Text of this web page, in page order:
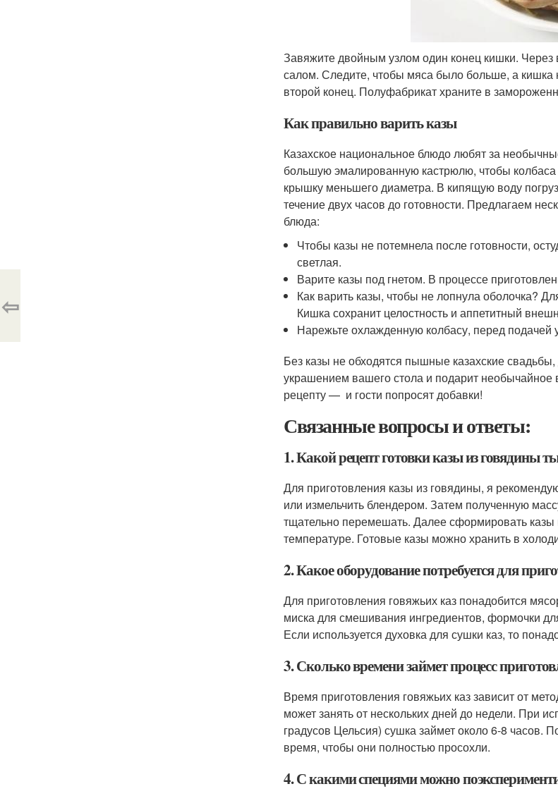
Завяжите двойным узлом один конец кишки.
салом. Следите, чтобы мяса было больше, а
второй конец. Полуфабрикат храните в
Как правильно варить казы
Казахское национальное блюдо любят за
большую эмалированную кастрюлю, чтобы колбаса
крышку меньшего диаметра. В кипящую воду
течение двух часов до готовности. Предлагаем
блюда:
Чтобы казы не потемнела после готовности,
светлая.
Варите казы под гнетом. В процессе
Как варить казы, чтобы не лопнула оболочка?
Кишка сохранит целостность и аппетитный
Нарежьте охлажденную колбасу, перед подачей
Без казы не обходятся пышные казахские
украшением вашего стола и подарит необычайное
рецепту — и гости попросят добавки!
Связанные вопросы и ответы:
1. Какой рецепт готовки казы из говядины
Для приготовления казы из говядины, я
или измельчить блендером. Затем полученную
тщательно перемешать. Далее сформировать
температуре. Готовые казы можно хранить в
2. Какое оборудование потребуется для
Для приготовления говяжьих каз понадобится
миска для смешивания ингредиентов, формочки
Если используется духовка для сушки каз, то
3. Сколько времени займет процесс
Время приготовления говяжьих каз зависит от
может занять от нескольких дней до недели. При
градусов Цельсия) сушка займет около 6-8 часов.
время, чтобы они полностью просохли.
4. С какими специями можно
⇦